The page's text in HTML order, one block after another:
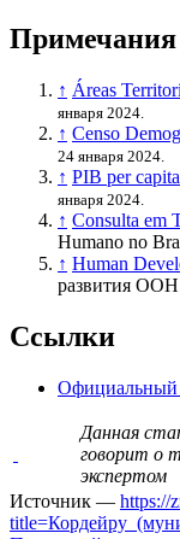
Примечания
↑ Áreas
января 2024.
↑ Censo
24 января 2024.
↑ PIB per capita
января 2024.
↑ Consulta em
Humano no
↑ Human
развития ООН
Ссылки
Официальный
Данная
говорит о
экспертом
Источник — https://